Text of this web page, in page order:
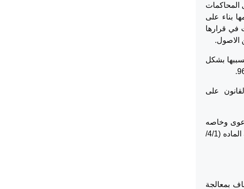
لاحكام الماده (220) من قانون اصول المحاكمات
حكمها بناء على
في قرارها
بشكل
على
وخاصه
البند السادس ولم تبديا وجهة نظرهما على ضوء البينات المقدمه ، والتي استند فيها المدعي الى الاخلاء وخاصة الماده (4/1/
بمعالجة